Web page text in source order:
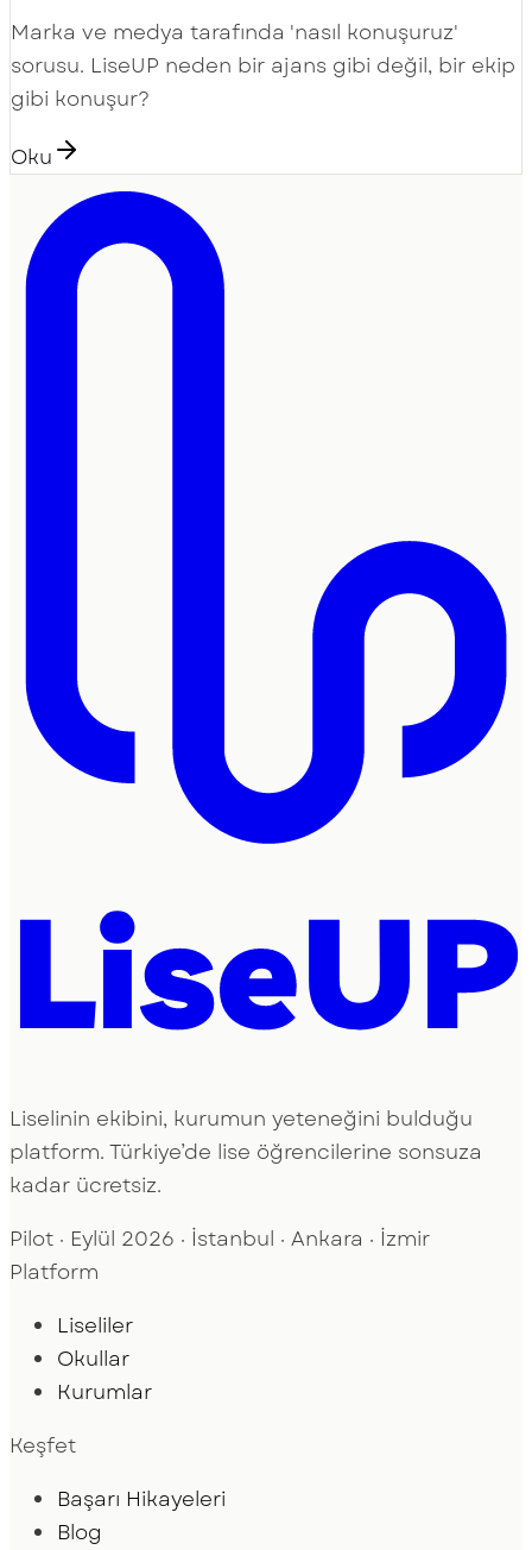
Marka ve medya tarafında 'nasıl konuşuruz'
sorusu. LiseUP neden bir ajans gibi değil, bir ekip
gibi konuşur?
Oku
Liselinin ekibini, kurumun yeteneğini bulduğu
platform. Türkiye’de lise öğrencilerine sonsuza
kadar ücretsiz.
Pilot · Eylül 2026 · İstanbul · Ankara · İzmir
Platform
Liseliler
Okullar
Kurumlar
Keşfet
Başarı Hikayeleri
Blog